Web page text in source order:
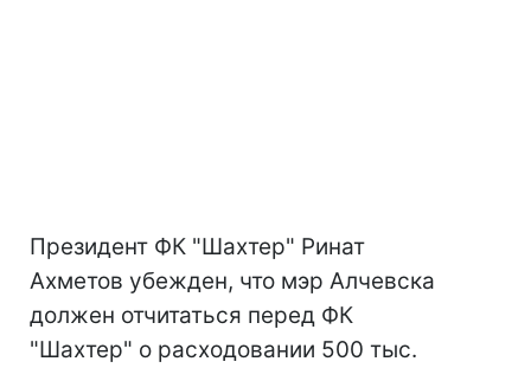
Президент ФК "Шахтер" Ринат
Ахметов убежден, что мэр Алчевска
должен отчитаться перед ФК
"Шахтер" о расходовании 500 тыс.